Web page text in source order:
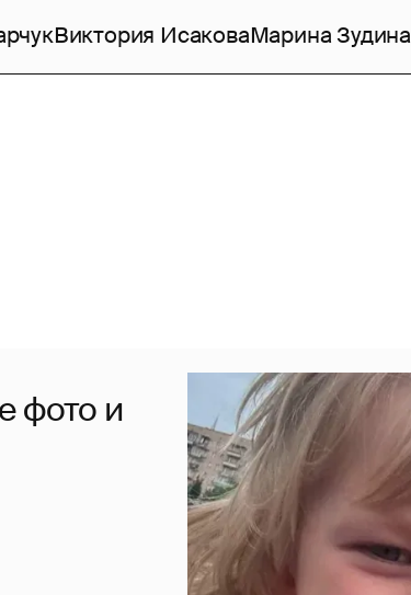
Виктория ИсаковаМарина Зудина
фото и